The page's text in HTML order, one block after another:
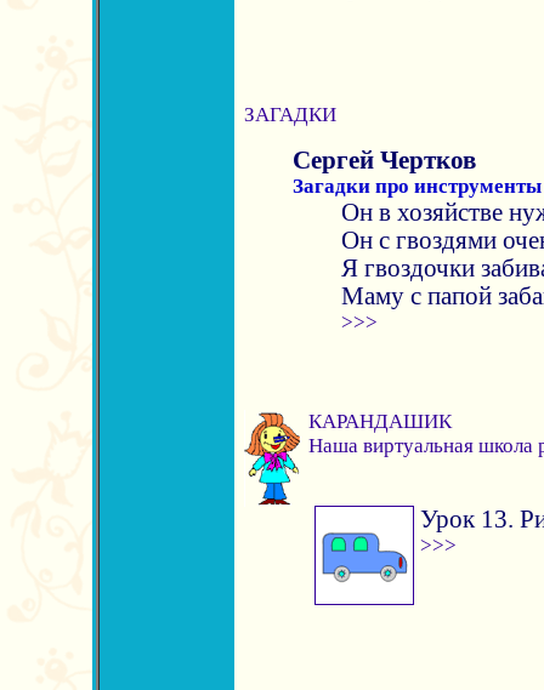
ЗАГАДКИ
Сергей Чертков
Загадки про инструменты
Он в хозяйстве
Он с гвоздями
Я гвоздочки
Маму с папой
>>>
КАРАНДАШИК
Наша виртуальная школа
Урок 13.
>>>